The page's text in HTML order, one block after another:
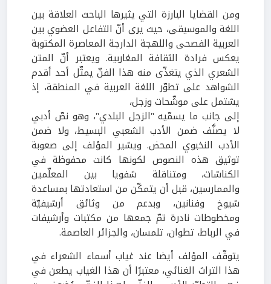
ومن القضايا البارزة التي يثيرها الباحث العلاقة بين
اللغة والموسيقى، حيث يرى أنّ التفاعل العضوي بين
العربية الفصحى واللهجة الدارجة المعاصرة المكتوبة
يعكس فرادة الثقافة المغاربية. ويعتبر أنّ المتن
الشعري الذي يتغذّى منه هذا الفنّ يمثّل أحد أقدم
الشواهد على تطوّر اللغة العربية في المنطقة، إذ
يشتمل على موشّحات وزجل،
إلى جانب ما يسمّيه "الزجل البلدي"، وهو نصّ أدبي
لا يصنَّف ضمن الأدب الشعبي البسيط، ولا ضمن
الأدب النخبوي المحض. ويشير المؤلف إلى صعوبة
توثيق هذه النصوص لكونها كانت محفوظة في
الكناشات، ومتناقلة شفويا بين المعلّمين
والممارسين، قبل أن يتمكّن من استعادتها بمساعدة
شيوخ وفنانين، وبدعم من وثائق أرشيفيّة
ومخطوطات نادرة تمّ جمعها من مكتبات وأرشيفات
في الرباط، تطوان، تلمسان، والجزائر العاصمة.
يتوقّف المؤلف أيضا عند غياب أسماء الشعراء في
هذا التراث الغنائي، معتبرًا أن هذا الغياب يطعن في